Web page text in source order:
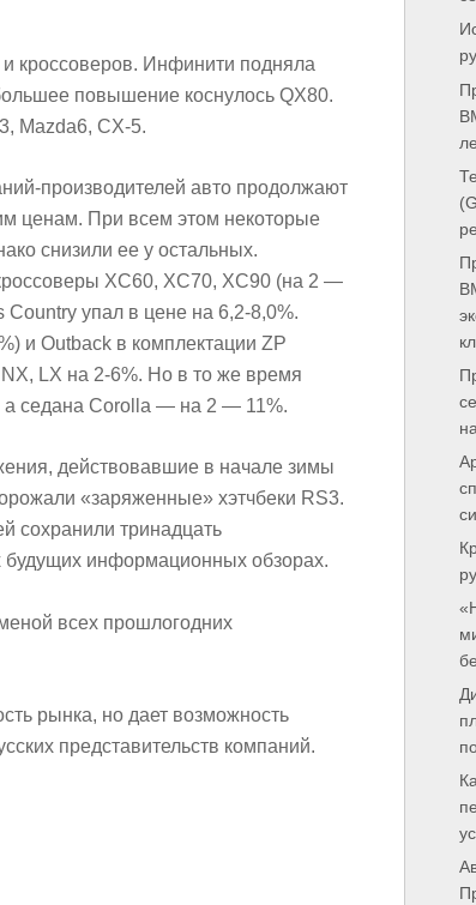
кроссоверов. Инфинити подняла
повышение коснулось QX80.
Mazda6, CX-5.
производителей авто продолжают
ценам. При всем этом некоторые
снизили ее у остальных.
XC60, XC70, XC90 (на 2 —
Country упал в цене на 6,2-8,0%.
и Outback в комплектации ZP
LX на 2-6%. Но в то же время
седана Corolla — на 2 — 11%.
действовавшие в начале зимы
«заряженные» хэтчбеки RS3.
сохранили тринадцать
информационных обзорах.
всех прошлогодних
рынка, но дает возможность
представительств компаний.